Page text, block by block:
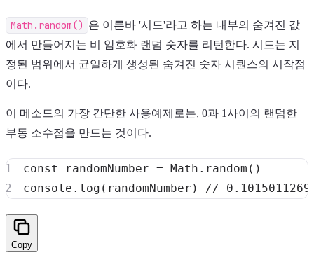
Math.random() 은 이른바 '시드'라고 하는 내부의 숨겨진 값
에서 만들어지는 비 암호화 랜덤 숫자를 리턴한다. 시드는 지
정된 범위에서 균일하게 생성된 숨겨진 숫자 시퀀스의 시작점
이다.
이 메소드의 가장 간단한 사용예제로는, 0과 1사이의 랜덤한
부동 소수점을 만드는 것이다.
const randomNumber = Math . random ( )
console . log ( randomNumber ) //
Copy